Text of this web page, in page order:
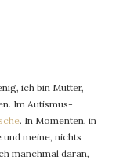
ich bin Mutter,
Im Autismus-
. In Momenten, in
meine, nichts
manchmal daran,